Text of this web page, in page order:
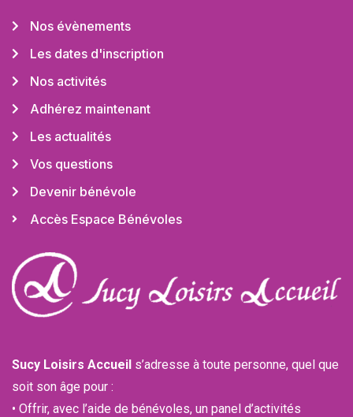
Nos évènements
Les dates d'inscription
Nos activités
Adhérez maintenant
Les actualités
Vos questions
Devenir bénévole
Accès Espace Bénévoles
Sucy Loisirs Accueil s’adresse à toute personne, quel que
soit son âge pour :
• Offrir, avec l’aide de bénévoles, un panel d’activités